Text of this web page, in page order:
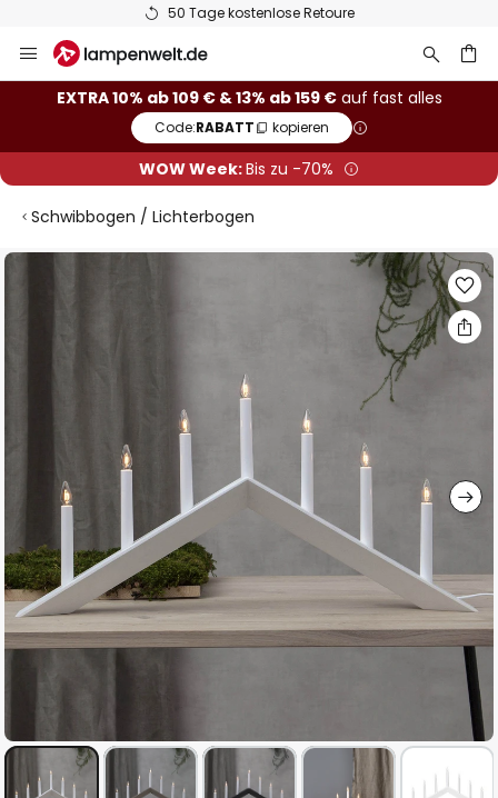
50 Tage kostenlose Retoure
Inhalt
springen
EXTRA 10% ab 109 € & 13% ab 159 €auf fast alles
Code:RABATT kopieren
WOW Week:Bis zu -70%
Schwibbogen / Lichterbogen
Zum